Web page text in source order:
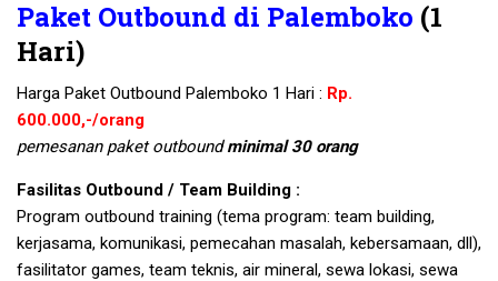
Paket Outbound di Palemboko (1
Hari)
Harga Paket Outbound Palemboko 1 Hari : Rp.
600.000,-/orang
pemesanan paket outboundminimal 30 orang
Fasilitas Outbound / Team Building :
Program outbound training (tema program: team building,
kerjasama, komunikasi, pemecahan masalah, kebersamaan, dll),
fasilitator games, team teknis, air mineral, sewa lokasi, sewa